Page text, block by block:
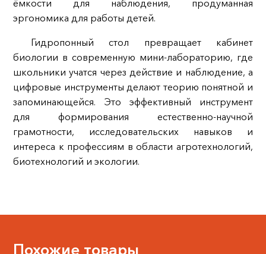
ёмкости для наблюдения, продуманная
эргономика для работы детей.
Гидропонный стол превращает кабинет
биологии в современную мини‑лабораторию, где
школьники учатся через действие и наблюдение, а
цифровые инструменты делают теорию понятной и
запоминающейся. Это эффективный инструмент
для формирования естественно‑научной
грамотности, исследовательских навыков и
интереса к профессиям в области агротехнологий,
биотехнологий и экологии.
Похожие товары